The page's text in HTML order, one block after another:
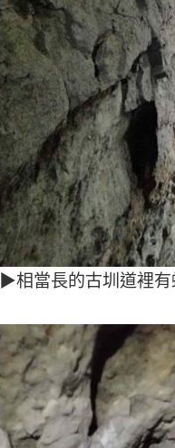
▶相當長的古圳道裡有